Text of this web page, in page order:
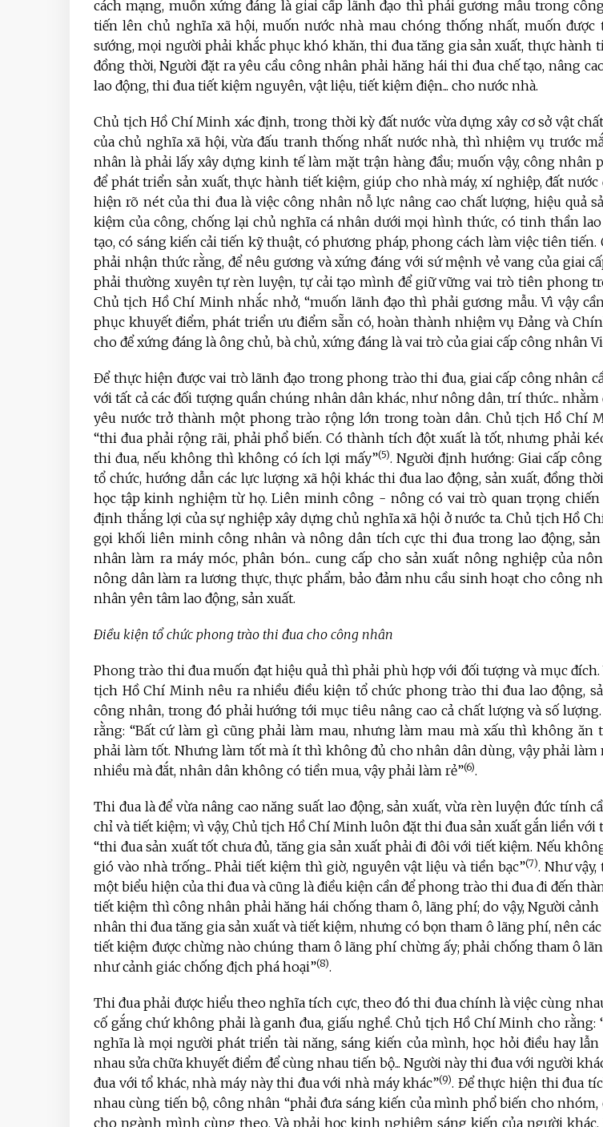
cách mạng, muốn xứng đáng là giai cấp lãnh đạo thì phải gương mẫu trong
tiến lên chủ nghĩa xã hội, muốn nước nhà mau chóng thống nhất, muốn được
sướng, mọi người phải khắc phục khó khăn, thi đua tăng gia sản xuất, thực hành
đồng thời, Người đặt ra yêu cầu công nhân phải hăng hái thi đua chế tạo, nâng
lao động, thi đua tiết kiệm nguyên, vật liệu, tiết kiệm điện... cho nước nhà.
Chủ tịch Hồ Chí Minh xác định, trong thời kỳ đất nước vừa dựng xây cơ sở vật
của chủ nghĩa xã hội, vừa đấu tranh thống nhất nước nhà, thì nhiệm vụ trước
nhân là phải lấy xây dựng kinh tế làm mặt trận hàng đầu; muốn vậy, công nhân
để phát triển sản xuất, thực hành tiết kiệm, giúp cho nhà máy, xí nghiệp, đất nước
hiện rõ nét của thi đua là việc công nhân nỗ lực nâng cao chất lượng, hiệu quả
kiệm của công, chống lại chủ nghĩa cá nhân dưới mọi hình thức, có tinh thần
tạo, có sáng kiến cải tiến kỹ thuật, có phương pháp, phong cách làm việc tiên tiến.
phải nhận thức rằng, để nêu gương và xứng đáng với sứ mệnh vẻ vang của giai
phải thường xuyên tự rèn luyện, tự cải tạo mình để giữ vững vai trò tiên phong
Chủ tịch Hồ Chí Minh nhắc nhở, “muốn lãnh đạo thì phải gương mẫu. Vì vậy
phục khuyết điểm, phát triển ưu điểm sẵn có, hoàn thành nhiệm vụ Đảng và
cho để xứng đáng là ông chủ, bà chủ, xứng đáng là vai trò của giai cấp công nhân
Để thực hiện được vai trò lãnh đạo trong phong trào thi đua, giai cấp công nhân
với tất cả các đối tượng quần chúng nhân dân khác, như nông dân, trí thức... nhằm
yêu nước trở thành một phong trào rộng lớn trong toàn dân. Chủ tịch Hồ Chí
“thi đua phải rộng rãi, phải phổ biến. Có thành tích đột xuất là tốt, nhưng phải
thi đua, nếu không thì không có ích lợi mấy”(5). Người định hướng: Giai cấp
tổ chức, hướng dẫn các lực lượng xã hội khác thi đua lao động, sản xuất, đồng
học tập kinh nghiệm từ họ. Liên minh công - nông có vai trò quan trọng chiến
định thắng lợi của sự nghiệp xây dựng chủ nghĩa xã hội ở nước ta. Chủ tịch Hồ
gọi khối liên minh công nhân và nông dân tích cực thi đua trong lao động, sản
nhân làm ra máy móc, phân bón... cung cấp cho sản xuất nông nghiệp của
nông dân làm ra lương thực, thực phẩm, bảo đảm nhu cầu sinh hoạt cho công
nhân yên tâm lao động, sản xuất.
Điều kiện tổ chức phong trào thi đua cho công nhân
Phong trào thi đua muốn đạt hiệu quả thì phải phù hợp với đối tượng và mục đích.
tịch Hồ Chí Minh nêu ra nhiều điều kiện tổ chức phong trào thi đua lao động,
công nhân, trong đó phải hướng tới mục tiêu nâng cao cả chất lượng và số
rằng: “Bất cứ làm gì cũng phải làm mau, nhưng làm mau mà xấu thì không ăn
phải làm tốt. Nhưng làm tốt mà ít thì không đủ cho nhân dân dùng, vậy phải làm
nhiều mà đắt, nhân dân không có tiền mua, vậy phải làm rẻ”(6).
Thi đua là để vừa nâng cao năng suất lao động, sản xuất, vừa rèn luyện đức tính
chỉ và tiết kiệm; vì vậy, Chủ tịch Hồ Chí Minh luôn đặt thi đua sản xuất gắn liền với
“thi đua sản xuất tốt chưa đủ, tăng gia sản xuất phải đi đôi với tiết kiệm. Nếu
gió vào nhà trống... Phải tiết kiệm thì giờ, nguyên vật liệu và tiền bạc”(7). Như
một biểu hiện của thi đua và cũng là điều kiện cần để phong trào thi đua đi đến
tiết kiệm thì công nhân phải hăng hái chống tham ô, lãng phí; do vậy, Người cảnh
nhân thi đua tăng gia sản xuất và tiết kiệm, nhưng có bọn tham ô lãng phí, nên các
tiết kiệm được chừng nào chúng tham ô lãng phí chừng ấy; phải chống tham ô
như cảnh giác chống địch phá hoại”(8).
Thi đua phải được hiểu theo nghĩa tích cực, theo đó thi đua chính là việc cùng
cố gắng chứ không phải là ganh đua, giấu nghề. Chủ tịch Hồ Chí Minh cho rằng:
nghĩa là mọi người phát triển tài năng, sáng kiến của mình, học hỏi điều hay
nhau sửa chữa khuyết điểm để cùng nhau tiến bộ... Người này thi đua với người
đua với tổ khác, nhà máy này thi đua với nhà máy khác”(9). Để thực hiện thi đua
nhau cùng tiến bộ, công nhân “phải đưa sáng kiến của mình phổ biến cho nhóm,
cho ngành mình cùng theo. Và phải học kinh nghiệm sáng kiến của người khác.